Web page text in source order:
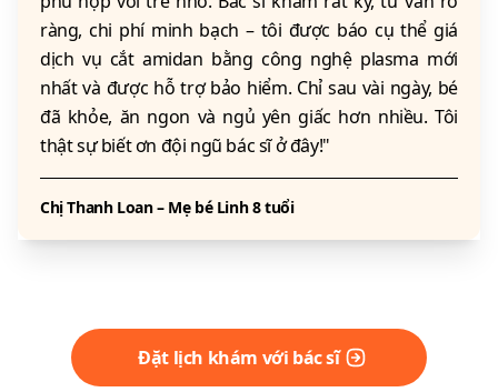
ràng, chi phí minh bạch – tôi được báo cụ thể giá
dịch vụ cắt amidan bằng công nghệ plasma mới
nhất và được hỗ trợ bảo hiểm. Chỉ sau vài ngày, bé
đã khỏe, ăn ngon và ngủ yên giấc hơn nhiều. Tôi
thật sự biết ơn đội ngũ bác sĩ ở đây!"
Chị Thanh Loan – Mẹ bé Linh 8 tuổi
Đặt lịch khám với bác sĩ